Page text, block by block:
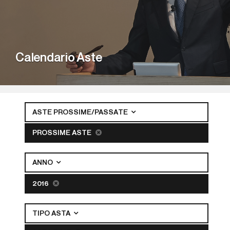
Calendario Aste
ASTE PROSSIME/PASSATE
PROSSIME ASTE
ANNO
2016
TIPO ASTA